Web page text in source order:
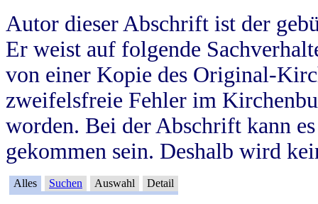
Autor dieser Abschrift ist der
Er weist auf folgende
von einer Kopie des Original-
zweifelsfreie Fehler im
worden. Bei der Abschrift kann
gekommen sein. Deshalb wird
Alles Suchen Auswahl Detail